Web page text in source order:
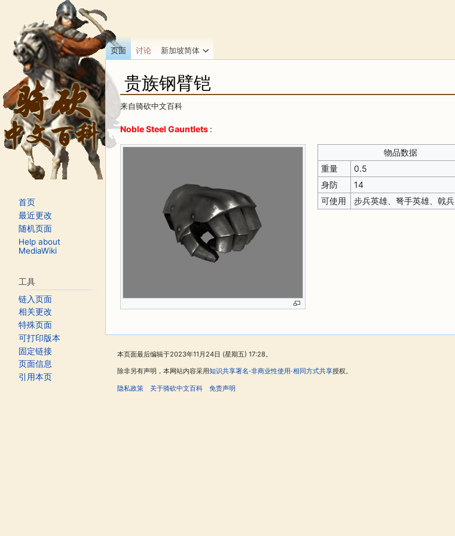
贵族钢臂铠
来自骑砍中文百科
跳转至：
Noble Steel Gauntlets :
物品数据
重量
0.5
身防
14
可使用
步兵英雄、弩手英雄、戟
页面 讨论 新加坡简体
首页
最近更改
随机页面
Help about
MediaWiki
工具
链入页面
相关更改
特殊页面
可打印版本
固定链接
页面信息
引用本页
本页面最后编辑于2023年11月24日 (星期五) 17:28。
除非另有声明，本网站内容采用知识共享署名-非商业性使用-相同方式共享授权。
隐私政策 关于骑砍中文百科 免责声明